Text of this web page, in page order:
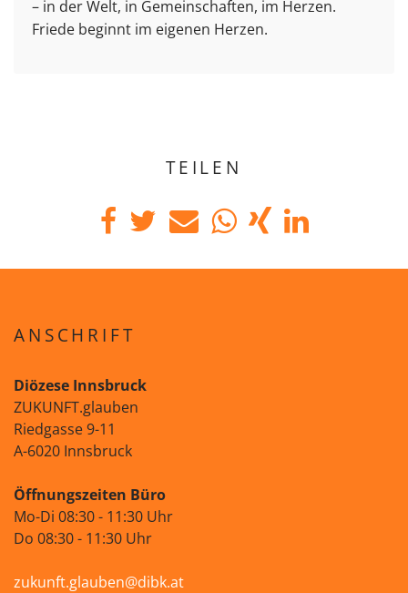
– in der Welt, in Gemeinschaften, im Herzen.
Friede beginnt im eigenen Herzen.
TEILEN
ANSCHRIFT
Diözese Innsbruck
ZUKUNFT.glauben
Riedgasse 9-11
A-6020 Innsbruck
Öffnungszeiten Büro
Mo-Di 08:30 - 11:30 Uhr
Do 08:30 - 11:30 Uhr
zukunft.glauben@dibk.at